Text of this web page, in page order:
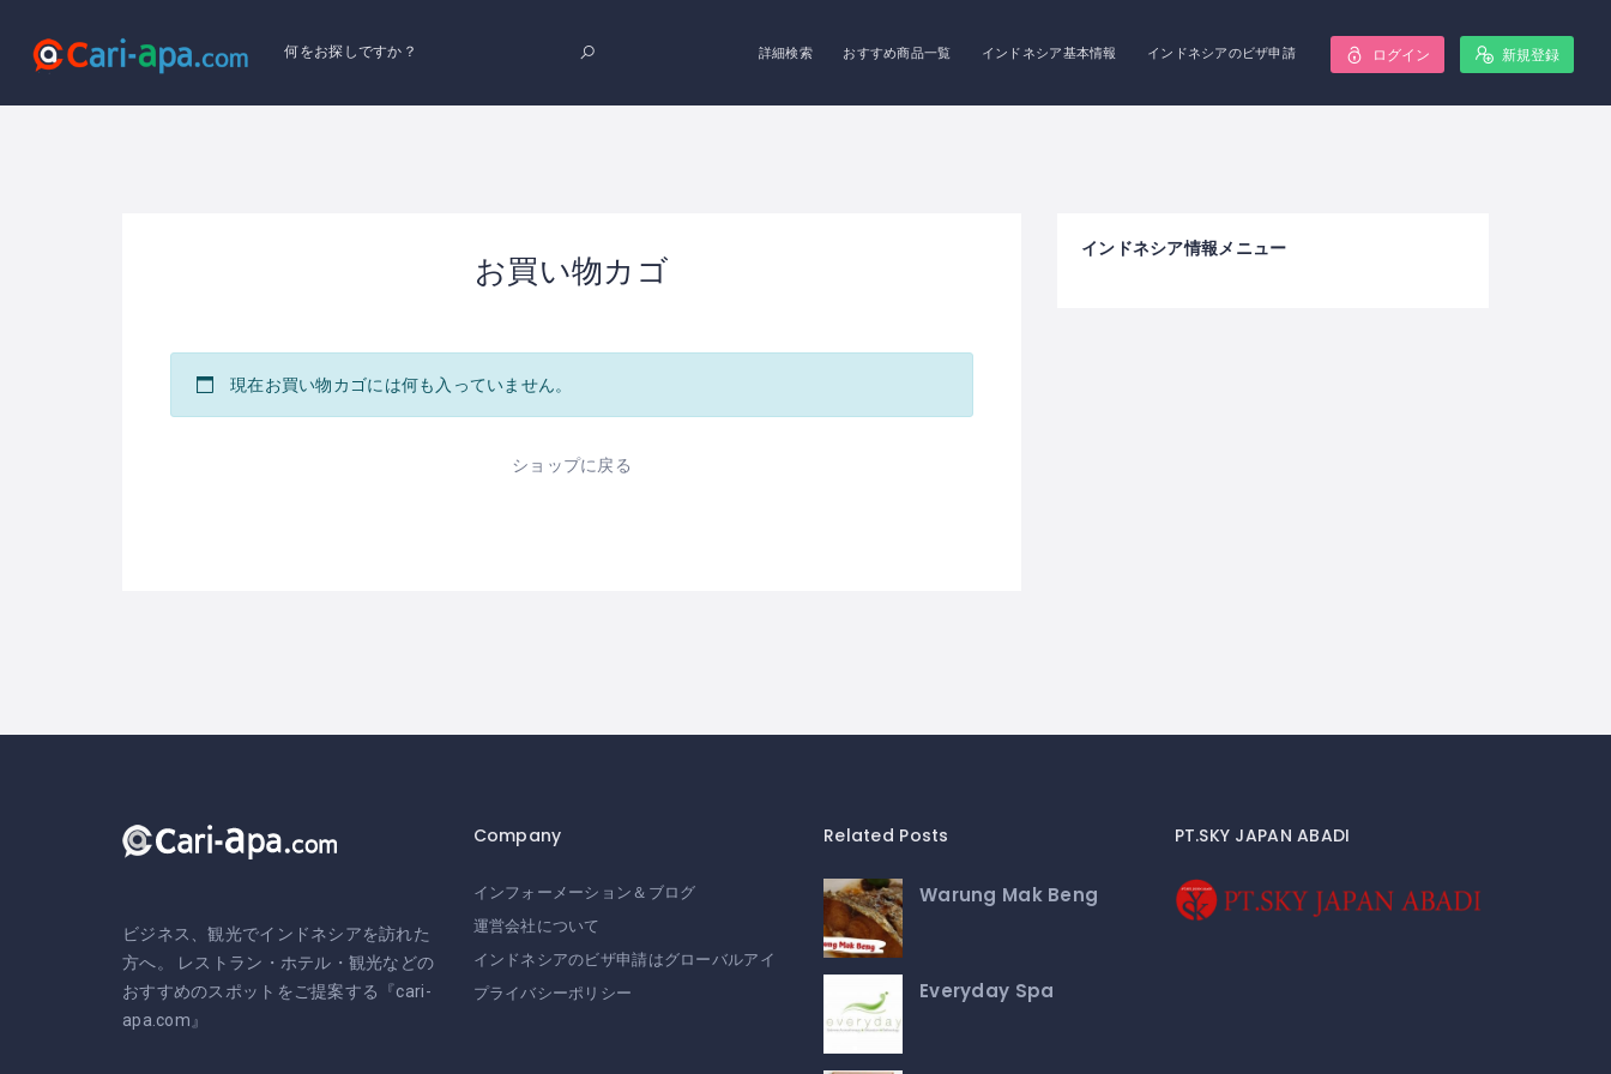
何をお探しですか？ 詳細検索 おすすめ商品一覧 インドネシア基本情報 インドネシアのビザ申請 ログイン 新規登録
お買い物カゴ
現在お買い物カゴには何も入っていません。
ショップに戻る
インドネシア情報メニュー
ビジネス、観光でインドネシアを訪れた
方へ。 レストラン・ホテル・観光などの
おすすめのスポットをご提案する『cari-
apa.com』
Company
インフォーメーション＆ブログ
運営会社について
インドネシアのビザ申請はグローバルアイ
プライバシーポリシー
Related Posts
Warung Mak Beng
Everyday Spa
PT.SKY JAPAN ABADI